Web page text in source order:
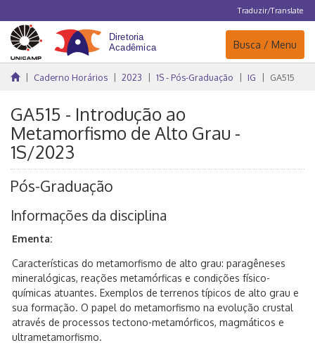
Traduzir/Translate
Navegação
Busca / Menu
Caderno Horários 2023 1S - Pós-Graduação IG GA515
GA515 - Introdução ao
Metamorfismo de Alto Grau -
1S/2023
Pós-Graduação
Informações da disciplina
Ementa:
Características do metamorfismo de alto grau: paragêneses
mineralógicas, reações metamórficas e condições físico-
químicas atuantes. Exemplos de terrenos típicos de alto grau e
sua formação. O papel do metamorfismo na evolução crustal
através de processos tectono-metamórficos, magmáticos e
ultrametamorfismo.